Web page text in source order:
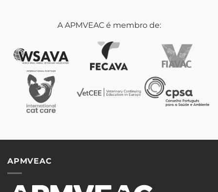
A APMVEAC é membro de:
APMVEAC